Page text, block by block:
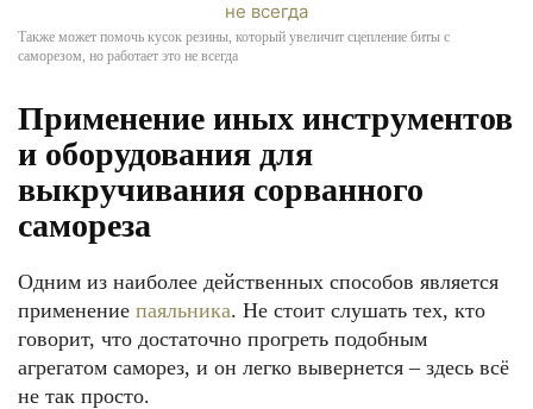
Также может помочь кусок резины, который увеличит сцепление биты с
саморезом, но работает это не всегда
Применение иных инструментов
и оборудования для
выкручивания сорванного
самореза
Одним из наиболее действенных способов является
применение паяльника. Не стоит слушать тех, кто
говорит, что достаточно прогреть подобным
агрегатом саморез, и он легко вывернется – здесь всё
не так просто.